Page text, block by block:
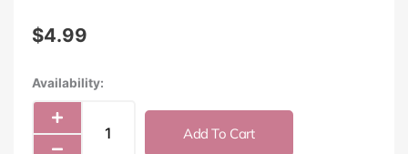
$4.99
Availability:
L.A.
Conceal
Add To Cart